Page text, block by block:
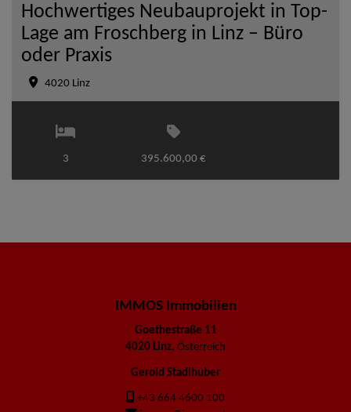
Hochwertiges Neubauprojekt in Top-
Lage am Froschberg in Linz – Büro
oder Praxis
4020 Linz
3 395.600,00 €
IMMOS Immobilien
Goethestraße 11
4020 Linz, Österreich
Gerold Stadlhuber
+43 664 4600 100